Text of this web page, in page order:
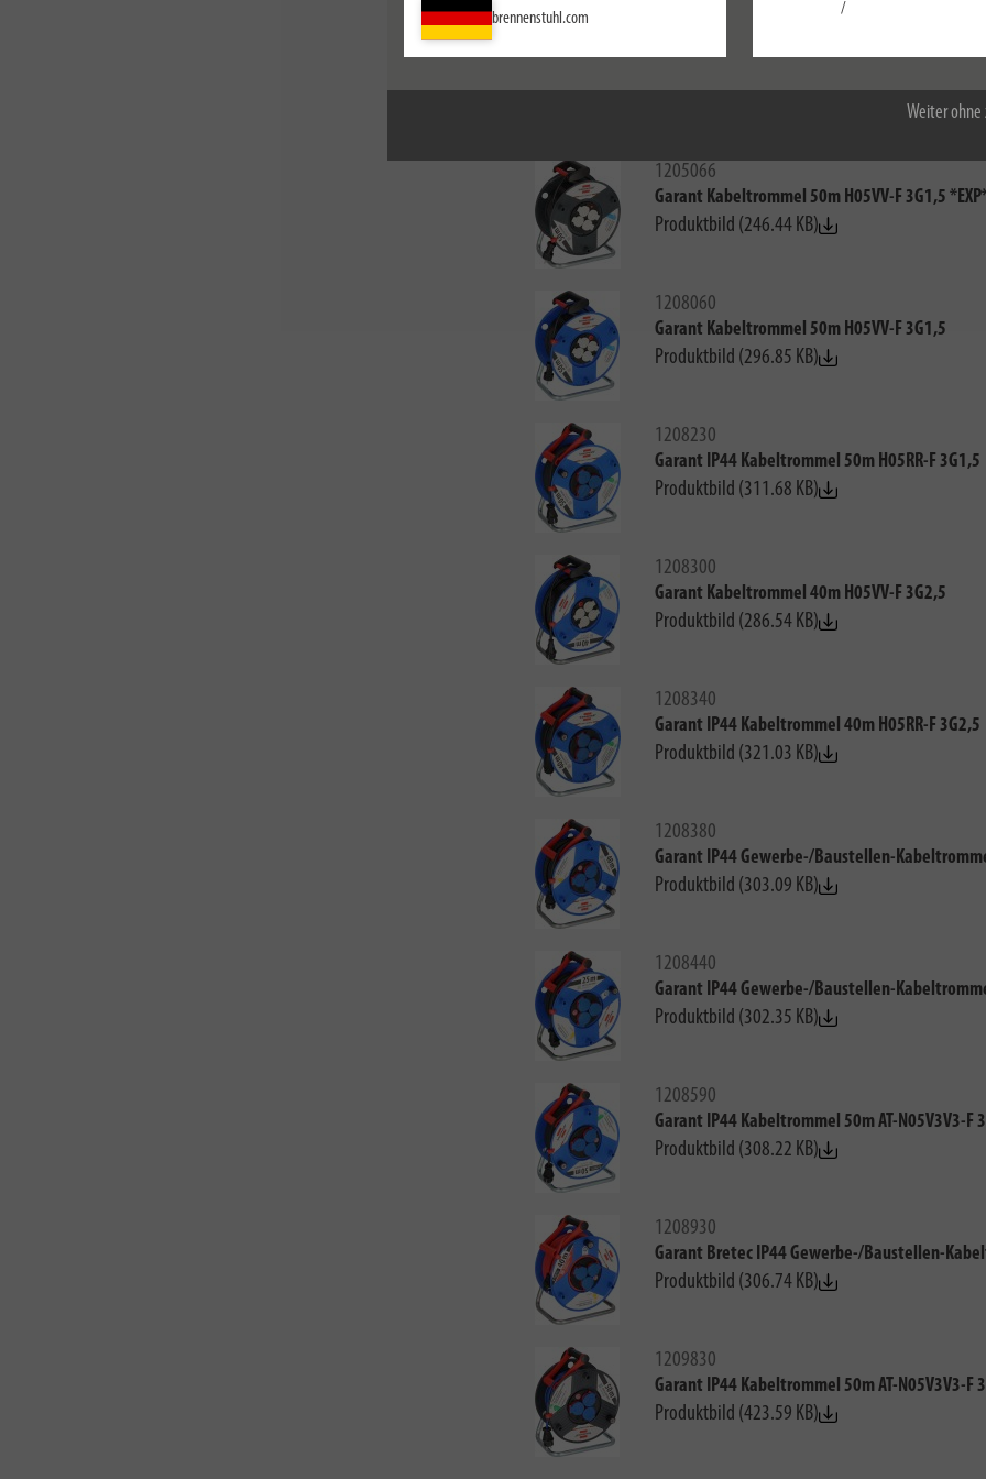
Alle akzeptieren
Weiter
brennenstuhl.com
/
Produktbild (265.37 KB)
1205066
Garant Kabeltrommel 50m H05VV-F 3G1,5
Produktbild (246.44 KB)
1208060
Garant Kabeltrommel 50m H05VV-F 3G1,5
Produktbild (296.85 KB)
1208230
Garant IP44 Kabeltrommel 50m H05RR-F 3G1,5
Produktbild (311.68 KB)
1208300
Garant Kabeltrommel 40m H05VV-F 3G2,5
Produktbild (286.54 KB)
1208340
Garant IP44 Kabeltrommel 40m H05RR-F 3G2,5
Produktbild (321.03 KB)
1208380
Garant IP44 Gewerbe-/Baustellen-
Produktbild (303.09 KB)
1208440
Garant IP44 Gewerbe-/Baustellen-
Produktbild (302.35 KB)
1208590
Garant IP44 Kabeltrommel 50m AT-N05V3V3-F
Produktbild (308.22 KB)
1208930
Garant Bretec IP44 Gewerbe-/Baustellen-
Produktbild (306.74 KB)
1209830
Garant IP44 Kabeltrommel 50m AT-N05V3V3-F
Produktbild (423.59 KB)